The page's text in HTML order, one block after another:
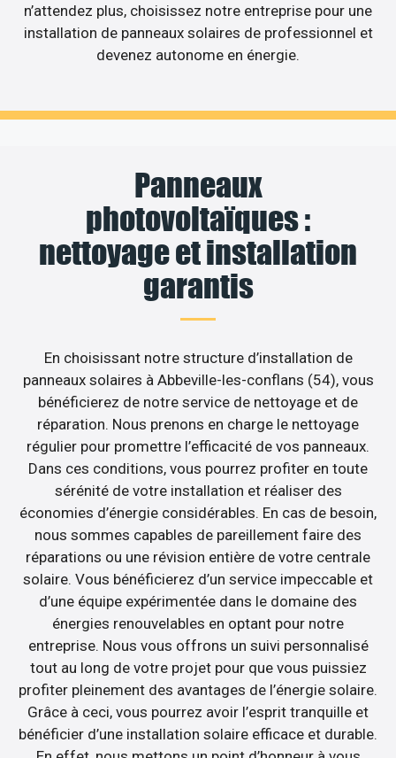
n’attendez plus, choisissez notre entreprise pour une
installation de panneaux solaires de professionnel et
devenez autonome en énergie.
Panneaux
photovoltaïques :
nettoyage et installation
garantis
En choisissant notre structure d’installation de
panneaux solaires à Abbeville-les-conflans (54), vous
bénéficierez de notre service de nettoyage et de
réparation. Nous prenons en charge le nettoyage
régulier pour promettre l’efficacité de vos panneaux.
Dans ces conditions, vous pourrez profiter en toute
sérénité de votre installation et réaliser des
économies d’énergie considérables. En cas de besoin,
nous sommes capables de pareillement faire des
réparations ou une révision entière de votre centrale
solaire. Vous bénéficierez d’un service impeccable et
d’une équipe expérimentée dans le domaine des
énergies renouvelables en optant pour notre
entreprise. Nous vous offrons un suivi personnalisé
tout au long de votre projet pour que vous puissiez
profiter pleinement des avantages de l’énergie solaire.
Grâce à ceci, vous pourrez avoir l’esprit tranquille et
bénéficier d’une installation solaire efficace et durable.